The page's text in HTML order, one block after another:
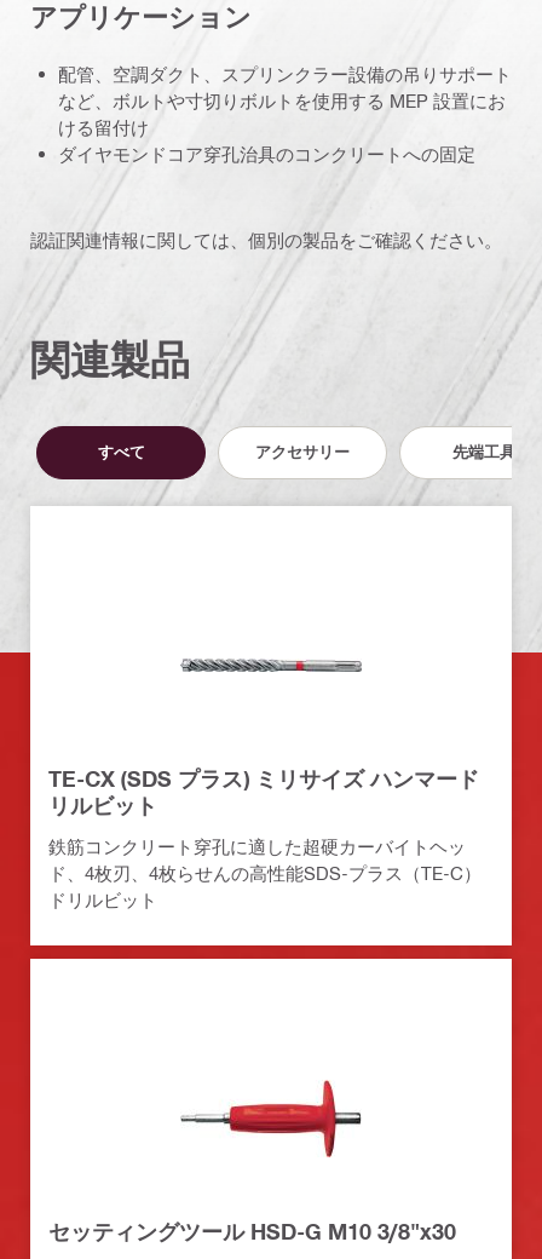
アプリケーション
配管、空調ダクト、スプリンクラー設備の吊りサポート
など、ボルトや寸切りボルトを使用する MEP 設置にお
ける留付け
ダイヤモンドコア穿孔治具のコンクリートへの固定
認証関連情報に関しては、個別の製品をご確認ください。
関連製品
すべて アクセサリー 先端工具
TE-CX (SDS プラス) ミリサイズ ハンマード
リルビット
鉄筋コンクリート穿孔に適した超硬カーバイトヘッ
ド、4枚刃、4枚らせんの高性能SDS-プラス（TE-C）
ドリルビット
セッティングツール HSD-G M10 3/8"x30